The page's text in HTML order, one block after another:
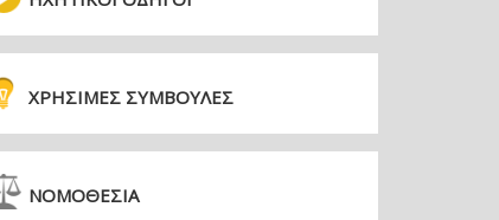
ΧΡΗΣΙΜΕΣ ΣΥΜΒΟΥΛΕΣ
ΝΟΜΟΘΕΣΙΑ